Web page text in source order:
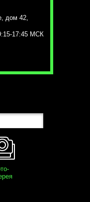
дом 42,
17:45 МСК